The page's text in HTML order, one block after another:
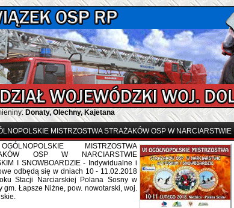
Donaty, Olechny, Kajetana
MISTRZOSTWA STRAŻAKÓW OSP W NARCIARSTWIE
MISTRZOSTWA
OSP W NARCIARSTWIE
I SNOWBOARDZIE - Indywidualne i
odbędą się w dniach 10 - 11.02.2018
Stacji Narciarskiej Polana Sosny w
gm. Łapsze Niżne, pow. nowotarski, woj.